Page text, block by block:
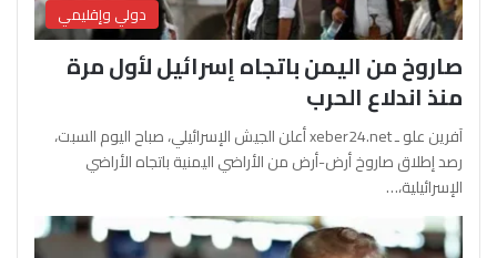
دولي وإقليمي
صاروخ من اليمن باتجاه إسرائيل لأول مرة
منذ اندلاع الحرب
آفرين علو ـ xeber24.net أعلن الجيش الإسرائيلي، صباح اليوم السبت،
رصد إطلاق صاروخ أرض-أرض من الأراضي اليمنية باتجاه الأراضي
الإسرائيلية،…